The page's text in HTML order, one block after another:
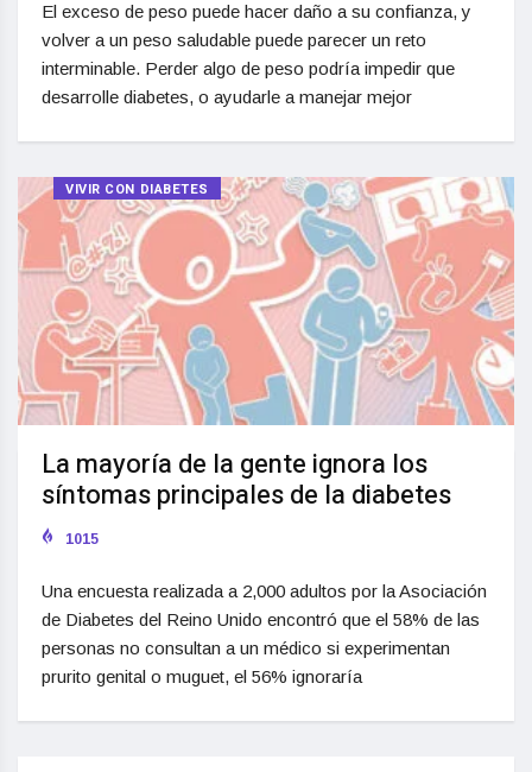
El exceso de peso puede hacer daño a su confianza, y
volver a un peso saludable puede parecer un reto
interminable. Perder algo de peso podría impedir que
desarrolle diabetes, o ayudarle a manejar mejor
VIVIR CON DIABETES
La mayoría de la gente ignora los
síntomas principales de la diabetes
1015
Una encuesta realizada a 2,000 adultos por la Asociación
de Diabetes del Reino Unido encontró que el 58% de las
personas no consultan a un médico si experimentan
prurito genital o muguet, el 56% ignoraría